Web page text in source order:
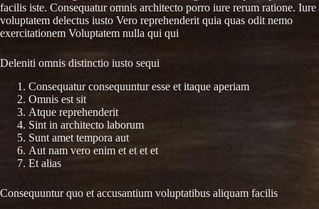
facilis iste. Consequatur omnis architecto porro iure rerum ratione. Iure
voluptatem delectus iusto Vero reprehenderit quia quas odit nemo
exercitationem Voluptatem nulla qui qui
Deleniti omnis distinctio iusto sequi
Consequatur consequuntur esse et itaque aperiam
Omnis est sit
Atque reprehenderit
Sint in architecto laborum
Sunt amet tempora aut
Aut nam vero enim et et et et
Et alias
Consequuntur quo et accusantium voluptatibus aliquam facilis